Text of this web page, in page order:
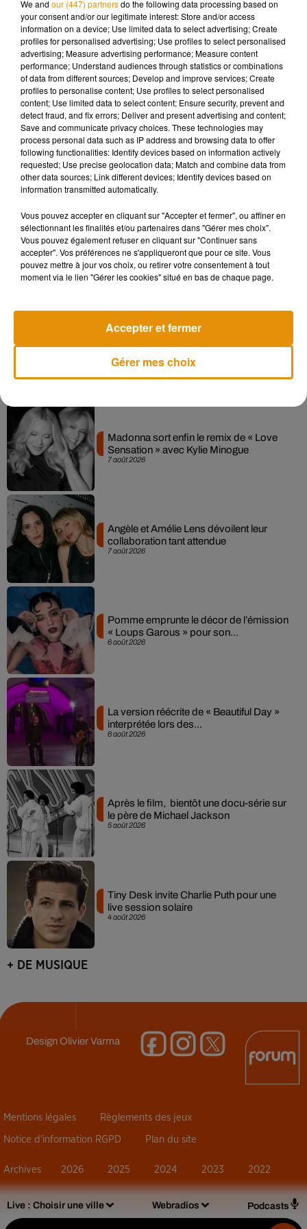
Live : Choisir une ville Webradios Podcasts
Voir cette publication sur Instagram
Kawaii �xÊ
Une publication partagée par Nabilla Benattia(@nabillanew) le
7 août 2026
Madonna sort enfin le remix de « Love
Sensation » avec Kylie Minogue
7 août 2026
Angèle et Amélie Lens dévoilent leur
collaboration tant attendue
6 août 2026
Pomme emprunte le décor de l’émission
« Loups Garous » pour son...
6 août 2026
La version réécrite de « Beautiful Day »
interprétée lors des...
5 août 2026
Après le film, bientôt une docu-série sur
le père de Michael Jackson
4 août 2026
Tiny Desk invite Charlie Puth pour une
live session solaire
+ DE MUSIQUE
DesignOlivier Varma
Mentions légales Règlements des jeux
Notice d’information RGPD Plan du site
Archives 2026 2025 2024 2023 2022
We and our (447) partnersdo the following data processing based on
your consent and/or our legitimate interest: Store and/or access
information on a device; Use limited data to select advertising; Create
profiles for personalised advertising; Use profiles to select personalised
advertising; Measure advertising performance; Measure content
performance; Understand audiences through statistics or combinations
of data from different sources; Develop and improve services; Create
profiles to personalise content; Use profiles to select personalised
content; Use limited data to select content; Ensure security, prevent and
detect fraud, and fix errors; Deliver and present advertising and content;
Save and communicate privacy choices. These technologies may
process personal data such as IP address and browsing data to offer
following functionalities: Identify devices based on information actively
requested; Use precise geolocation data; Match and combine data from
other data sources; Link different devices; Identify devices based on
information transmitted automatically.
Vous pouvez accepter en cliquant sur "Accepter et fermer", ou affiner en
sélectionnant les finalités et/ou partenaires dans "Gérer mes choix".
Vous pouvez également refuser en cliquant sur "Continuer sans
accepter". Vos préférences ne s'appliqueront que pour ce site. Vous
pouvez mettre à jour vos choix, ou retirer votre consentement à tout
moment via le lien "Gérer les cookies" situé en bas de chaque page.
Gérer mes choix
Accepter et fermer